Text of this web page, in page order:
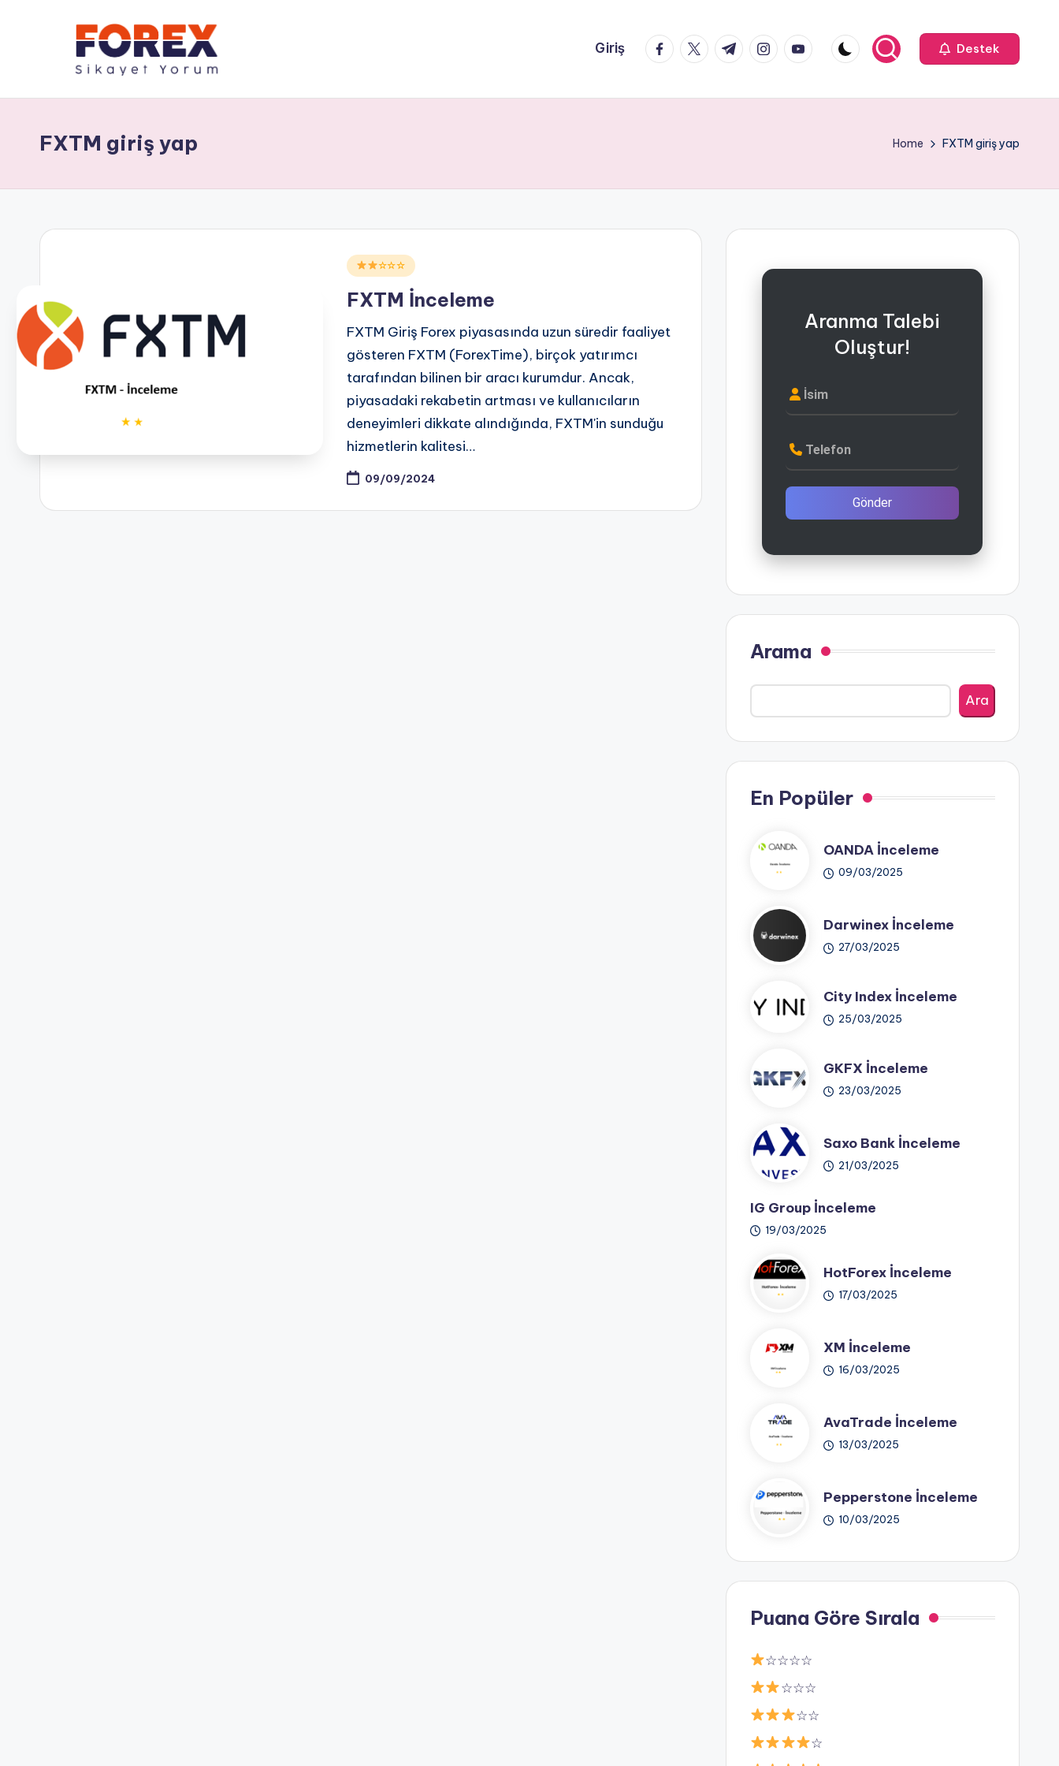
Giriş facebook.com
twitter.com
t.me instagram.com
youtube.com Destek
FXTM giriş yap Home FXTM giriş yap
Posted☆☆☆
FXTM İnceleme
FXTM Giriş Forex piyasasında uzun süredir faaliyet
gösteren FXTM (ForexTime), birçok yatırımcı
tarafından bilinen bir aracı kurumdur. Ancak,
piyasadaki rekabetin artması ve kullanıcıların
deneyimleri dikkate alındığında, FXTM'in sunduğu
hizmetlerin kalitesi…
09/09/2024
Aranma Talebi
Oluştur!
İsim
Telefon
Gönder
Arama
Ara
En Popüler
OANDA İnceleme
09/03/2025
Darwinex İnceleme
27/03/2025
City Index İnceleme
25/03/2025
GKFX İnceleme
23/03/2025
Saxo Bank İnceleme
21/03/2025
IG Group İnceleme
19/03/2025
HotForex İnceleme
17/03/2025
XM İnceleme
16/03/2025
AvaTrade İnceleme
13/03/2025
Pepperstone İnceleme
10/03/2025
Puana Göre Sırala
☆☆☆☆
☆☆☆
☆☆
☆